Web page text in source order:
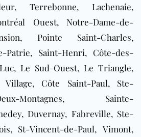
Terrebonne, Lachenaie,
Ouest, Notre-Dame-de-
Pointe Saint-Charles,
Patrie, Saint-Henri, Côte-des-
Le Sud-Ouest, Le Triangle,
Village, Côte Saint-Paul, Ste-
Montagnes, Sainte-
Duvernay, Fabreville, Ste-
St-Vincent-de-Paul, Vimont,